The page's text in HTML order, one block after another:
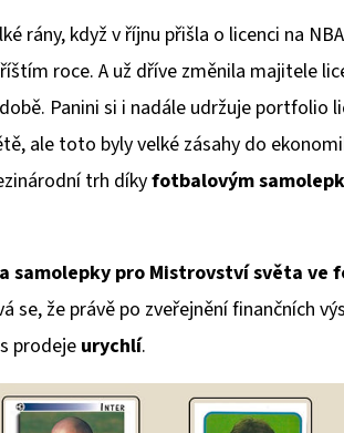
rány, když v říjnu přišla o licenci na
roce. A už dříve změnila majitele
Panini si i nadále udržuje portfolio
ale toto byly velké zásahy do
trh díkyfotbalovým
samolepky pro Mistrovství světa ve
se, že právě po zveřejnění finančních
prodejeurychlí.